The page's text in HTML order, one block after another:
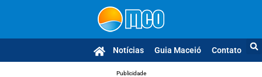
Notícias Guia Maceió Contato
Publicidade